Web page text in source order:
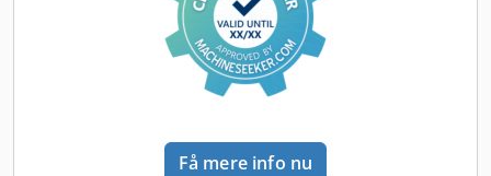
Få mere info nu